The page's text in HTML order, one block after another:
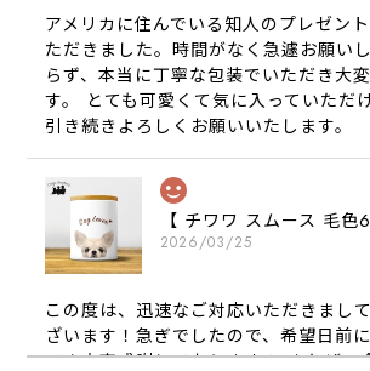
アメリカに住んでいる知人のプレゼン
ただきました。時間がなく急遽お願い
らず、本当に丁寧な包装でいただき大
す。 とても可愛くて気に入っていただ
引き続きよろしくお願いいたします。
2026/03/25
この度は、迅速なご対応いただきまし
ざいます！急ぎでしたので、希望日前
でき大変感謝しております！ またぜひ